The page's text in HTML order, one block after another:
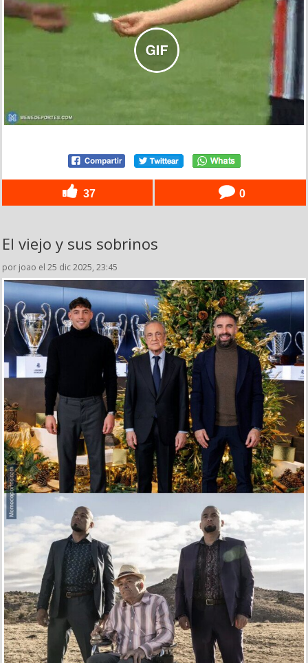
37 0
El viejo y sus sobrinos
por joao el 25 dic 2025, 23:45